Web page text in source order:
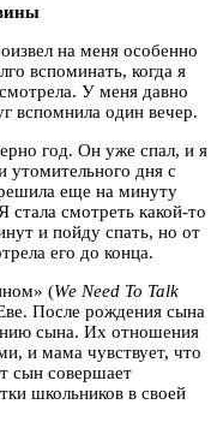
на меня особенно
вспоминать, когда я
У меня давно
вспомнила один вечер.
год. Он уже спал, и я
утомительного дня с
еще на минуту
стала смотреть какой-то
и пойду спать, но от
его до конца.
(We Need To Talk
После рождения сына
сына. Их отношения
и мама чувствует, что
сын совершает
школьников в своей